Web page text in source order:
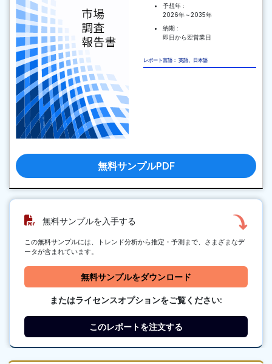
予想年 :
2026年～2035年
納期 :
即日から翌営業日
レポート言語： 英語、日本語
無料サンプルPDF
無料サンプルを入手する
この無料サンプルには、トレンド分析から推定・予測まで、さまざまなデ
ータが含まれています。
無料サンプルをダウンロード
またはライセンスオプションをご覧ください:
このレポートを注文する